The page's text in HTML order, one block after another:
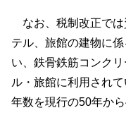
なお、税制改正では
テル、旅館の建物に
い、鉄骨鉄筋コンク
ル・旅館に利用され
年数を現行の50年か